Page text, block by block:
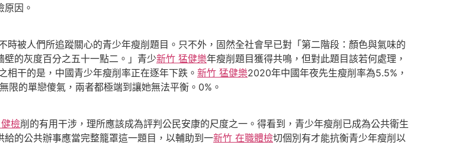
因。
時被人們所追蹤關心的青少年瘦削題目。只不外，固然全社會早已對「第二階段：顏色與氣味的
的灰度百分之五十一點二。」青少新竹 猛健樂年瘦削題目獲得共鳴，但對此題目該若何處理，
相干的是，中國青少年瘦削率正在逐年下跌。 新竹 猛健樂2020年中國年夜先生瘦削率為5.5%，
限的單戀傻氣，兩者都極端到讓她無法平衡。0%。
檢削的有用干涉，理所應該成為評判公民安康的尺度之一。得看到，青少年瘦削已成為公共衛生
的公共辦事應當完整籠罩這一題目，以輔助到一新竹 在職體檢切個別有才能抗衡青少年瘦削以